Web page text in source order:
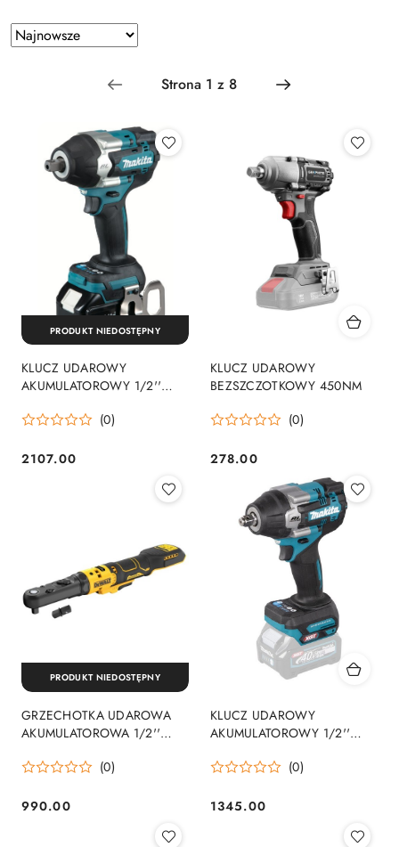
Zastosowano
sortowanie:
Sortuj
według
KLUCZ UDAROWY
AKUMULATOROWY 1/2''
(0)
Cena:
2107.00
PRODUKT NIEDOSTĘPNY
KLUCZ UDAROWY
BEZSZCZOTKOWY 450NM
(0)
Cena:
278.00
GRZECHOTKA UDAROWA
AKUMULATOROWA 1/2''
(0)
Cena:
990.00
PRODUKT NIEDOSTĘPNY
KLUCZ UDAROWY
AKUMULATOROWY 1/2''
(0)
Cena:
1345.00